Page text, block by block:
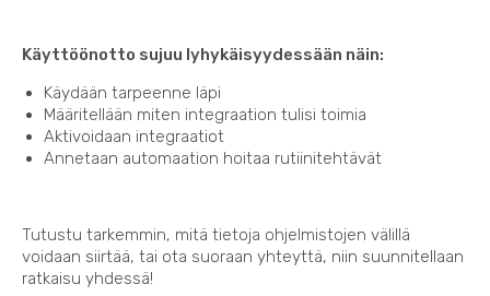
Käyttöönotto sujuu lyhykäisyydessään näin:
Käydään tarpeenne läpi
Määritellään miten integraation tulisi toimia
Aktivoidaan integraatiot
Annetaan automaation hoitaa rutiinitehtävät
Tutustu tarkemmin, mitä tietoja ohjelmistojen välillä
voidaan siirtää, tai ota suoraan yhteyttä, niin suunnitellaan
ratkaisu yhdessä!